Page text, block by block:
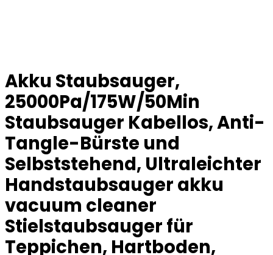
Akku Staubsauger,
25000Pa/175W/50Min
Staubsauger Kabellos, Anti-
Tangle-Bürste und
Selbststehend, Ultraleichter
Handstaubsauger akku
vacuum cleaner
Stielstaubsauger für
Teppichen, Hartboden,